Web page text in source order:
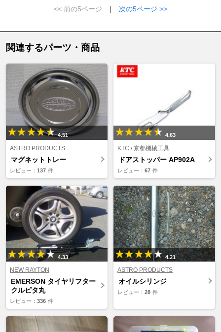
<< 前の5ページ
｜ 次の5ページ >>
関連するパーツ・商品
4.51
ASTRO PRODUCTS
マグネットトレー
レビュー： 137 件
4.63
KTC / 京都機械工具
ドアストッパー AP902A
レビュー： 67 件
4.33
NEW RAYTON
EMERSON タイヤリフター
クルピタ丸
レビュー： 336 件
4.21
ASTRO PRODUCTS
オイルシリンジ
レビュー： 28 件